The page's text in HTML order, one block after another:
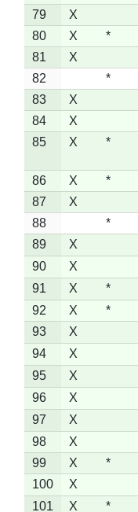
79
X
80
X *
81
X
82
*
83
X
84
X
85
X *
86 X *
87
X
88
*
89
X
90
X
91
X *
92
X *
93
X
94
X
95
X
96
X
97
X
98
X
99
X *
100
X
101
X *